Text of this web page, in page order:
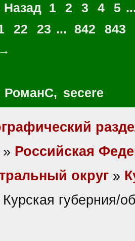
1 2 3 4 5
22 23 ... 842
843
РоманС, secere
» Российская
округ »
губерния/